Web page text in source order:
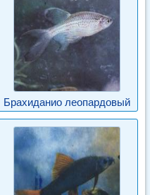
Брахиданио леопардовый